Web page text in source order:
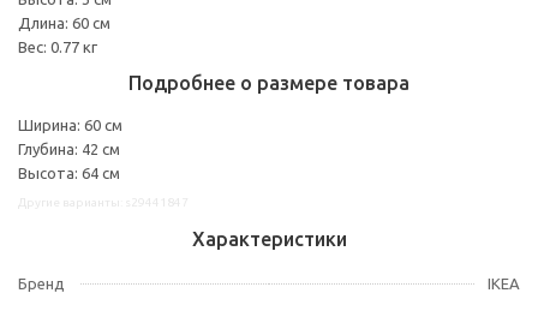
Длина: 60 см
Вес: 0.77 кг
Подробнее о размере товара
Ширина: 60 см
Глубина: 42 см
Высота: 64 см
Характеристики
Бренд IKEA